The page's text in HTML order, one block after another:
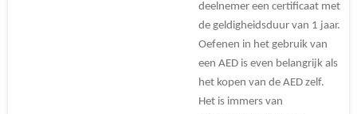
deelnemer een certificaat met
de geldigheidsduur van 1 jaar.
Oefenen in het gebruik van
een AED is even belangrijk als
het kopen van de AED zelf.
Het is immers van